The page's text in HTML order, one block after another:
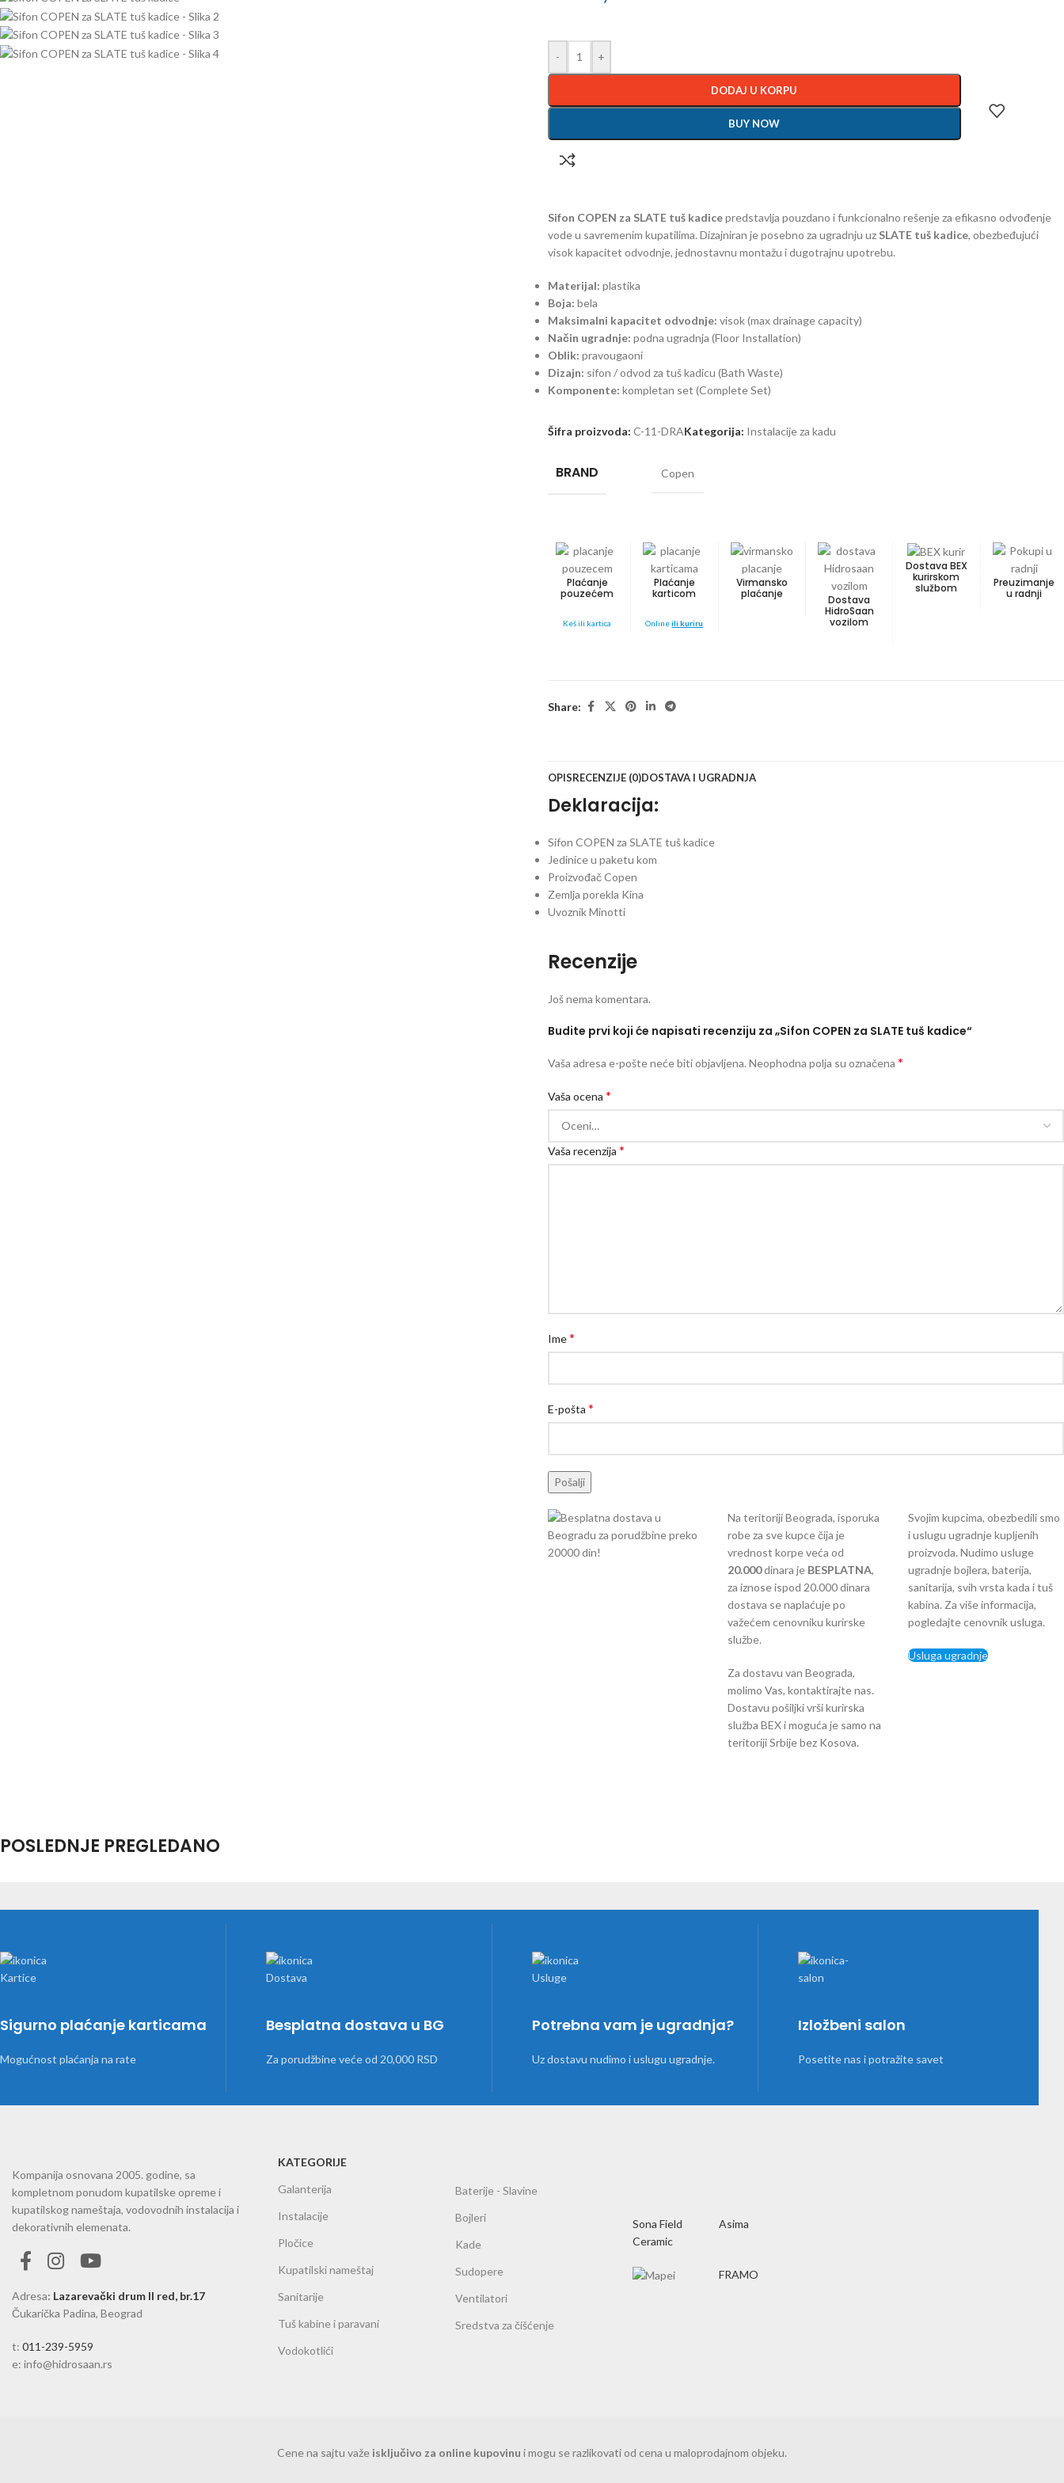
- +
DODAJ U KORPU
BUY NOW
Sifon COPEN za SLATE tuš kadicepredstavlja pouzdano i funkcionalno rešenje za efikasno odvođenje
vode u savremenim kupatilima. Dizajniran je posebno za ugradnju uz SLATE tuš kadice, obezbeđujući
visok kapacitet odvodnje, jednostavnu montažu i dugotrajnu upotrebu.
Materijal: plastika
Boja: bela
Maksimalni kapacitet odvodnje: visok (max drainage capacity)
Način ugradnje: podna ugradnja (Floor Installation)
Oblik: pravougaoni
Dizajn: sifon / odvod za tuš kadicu (Bath Waste)
Komponente: kompletan set (Complete Set)
Šifra proizvoda: C-11-DRAKategorija: Instalacije za kadu
BRAND Copen
Plaćanje
pouzećem
Keš ili kartica
Plaćanje
karticom
Onlineili kuriru
Virmansko
plaćanje
Dostava
HidroSaan
vozilom
Dostava BEX
kurirskom
službom
Preuzimanje
u radnji
Share:
OPISRECENZIJE (0)DOSTAVA I UGRADNJA
Deklaracija:
Sifon COPEN za SLATE tuš kadice
Jedinice u paketu kom
Proizvođač Copen
Zemlja porekla Kina
Uvoznik Minotti
Recenzije
Još nema komentara.
Budite prvi koji će napisati recenziju za „Sifon COPEN za SLATE tuš kadice“
Vaša adresa e-pošte neće biti objavljena. Neophodna polja su označena *
Vaša ocena *
Vaša recenzija *
Ime*
E-pošta *
Na teritoriji Beograda, isporuka
robe za sve kupce čija je
vrednost korpe veća od
20.000dinara je BESPLATNA,
za iznose ispod 20.000 dinara
dostava se naplaćuje po
važećem cenovniku kurirske
službe.
Za dostavu van Beograda,
molimo Vas, kontaktirajte nas.
Dostavu pošiljki vrši kurirska
služba BEX i moguća je samo na
teritoriji Srbije bez Kosova.
Svojim kupcima, obezbedili smo
i uslugu ugradnje kupljenih
proizvoda. Nudimo usluge
ugradnje bojlera, baterija,
sanitarija, svih vrsta kada i tuš
kabina. Za više informacija,
pogledajte cenovnik usluga.
Usluga ugradnje
POSLEDNJE PREGLEDANO
Sigurno plaćanje karticama
Mogućnost plaćanja na rate
Besplatna dostava u BG
Za porudžbine veće od 20,000 RSD
Potrebna vam je ugradnja?
Uz dostavu nudimo i uslugu ugradnje.
Izložbeni salon
Posetite nas i potražite savet
Kompanija osnovana 2005. godine, sa
kompletnom ponudom kupatilske opreme i
kupatilskog nameštaja, vodovodnih instalacija i
dekorativnih elemenata.
Adresa: Lazarevački drum II red, br.17
Čukarička Padina, Beograd
t: 011-239-5959
e: info@hidrosaan.rs
KATEGORIJE
Galanterija
Instalacije
Pločice
Kupatilski nameštaj
Sanitarije
Tuš kabine i paravani
Vodokotlići
Baterije - Slavine
Bojleri
Kade
Sudopere
Ventilatori
Sredstva za čišćenje
Sona Field
Ceramic
Asima
FRAMO
Cene na sajtu važe isključivo za online kupovinu i mogu se razlikovati od cena u maloprodajnom objeku.